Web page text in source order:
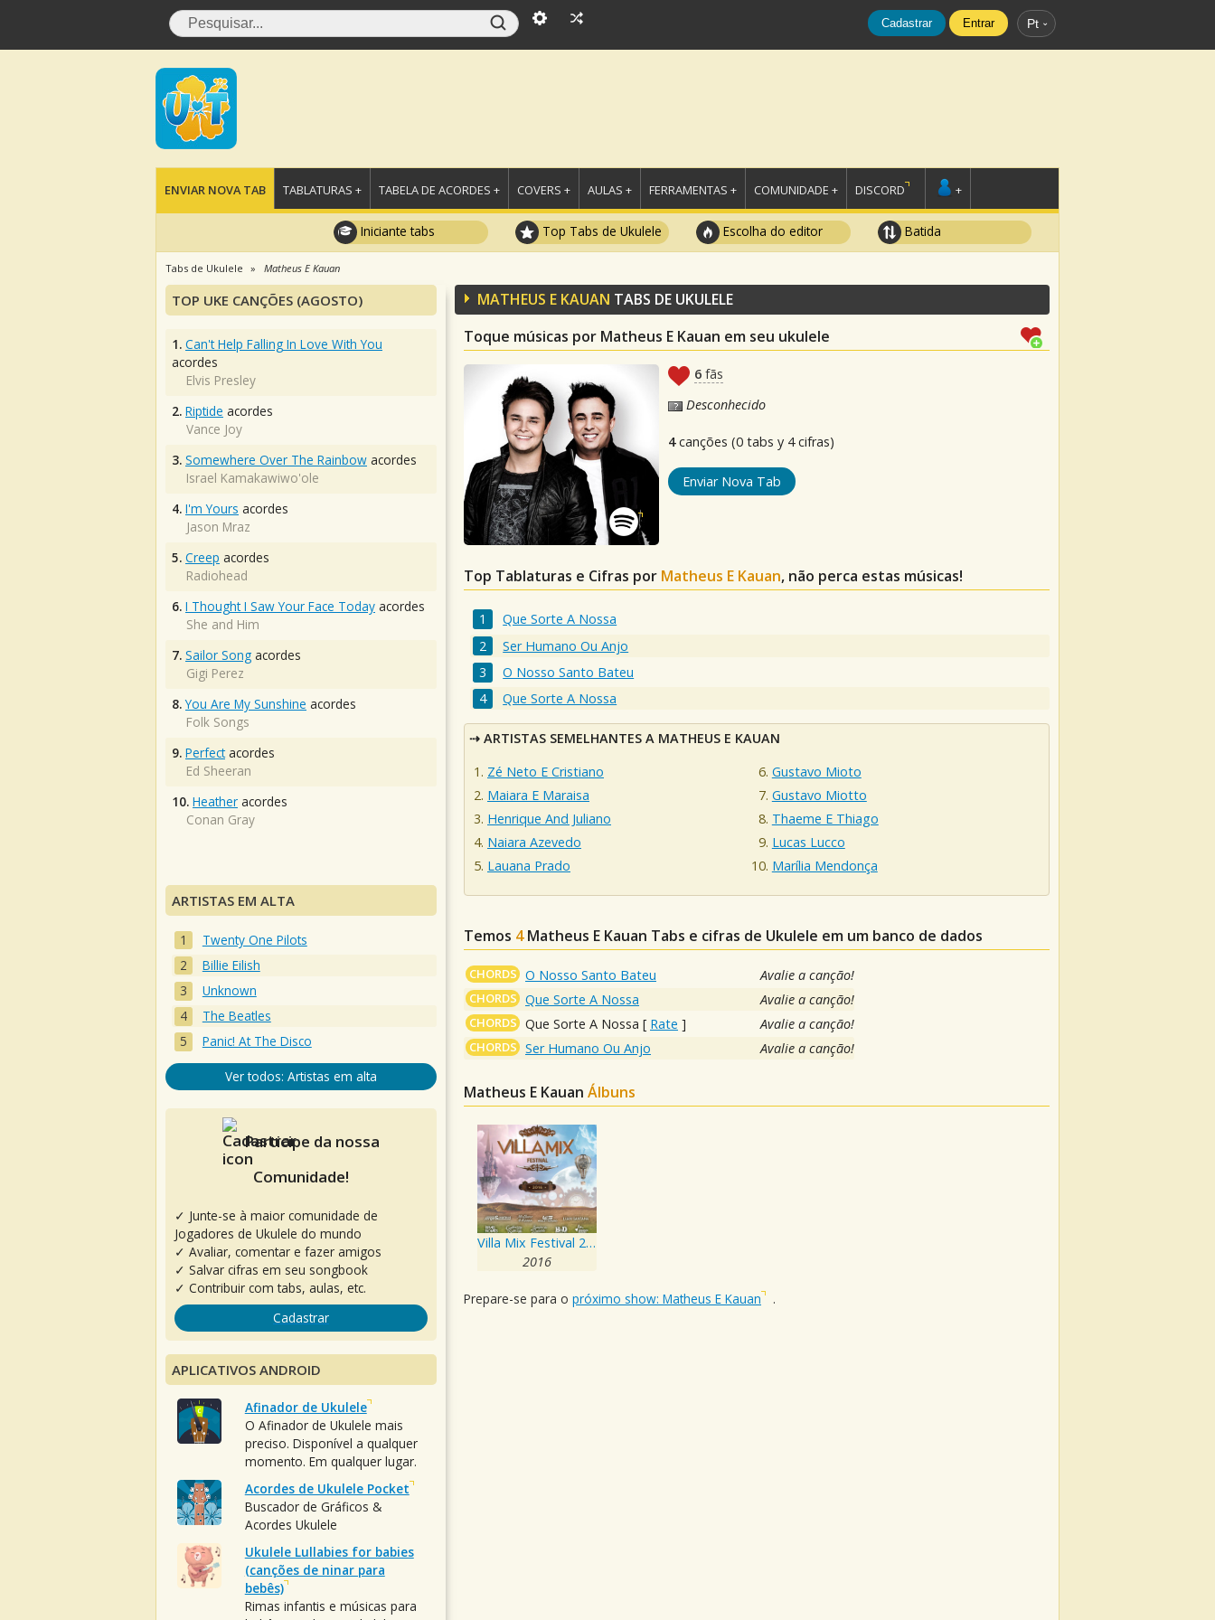
Cadastrar Entrar Pt
ENVIAR NOVA TAB TABLATURAS + TABELA DE ACORDES + COVERS + AULAS + FERRAMENTAS + COMUNIDADE + DISCORD +
Iniciante tabs Top Tabs de Ukulele Escolha do editor Batida
Tabs de Ukulele Matheus E Kauan
MATHEUS E KAUAN TABS DE UKULELE
Toque músicas por Matheus E Kauan em seu ukulele
6 fãs
Desconhecido
4canções (0 tabs y 4 cifras)
Enviar Nova Tab
Top Tablaturas e Cifras por Matheus E Kauan, não perca estas músicas!
Que Sorte A Nossa
Ser Humano Ou Anjo
O Nosso Santo Bateu
Que Sorte A Nossa
ARTISTAS SEMELHANTES A MATHEUS E KAUAN
Zé Neto E Cristiano
Maiara E Maraisa
Henrique And Juliano
Naiara Azevedo
Lauana Prado
Gustavo Mioto
Gustavo Miotto
Thaeme E Thiago
Lucas Lucco
Marília Mendonça
Temos 4 Matheus E Kauan Tabs e cifras de Ukulele em um banco de dados
CHORDS O Nosso Santo Bateu Avalie a canção!
CHORDS Que Sorte A Nossa Avalie a canção!
CHORDS Que Sorte A Nossa [ Rate ] Avalie a canção!
CHORDS Ser Humano Ou Anjo Avalie a canção!
Matheus E Kauan Álbuns
Villa Mix Festival 2016
2016
Prepare-se para o próximo show: Matheus E Kauan .
TOP UKE CANÇÕES (AGOSTO)
1. Can't Help Falling In Love With You
acordes
Elvis Presley
2. Riptide acordes
Vance Joy
3. Somewhere Over The Rainbow acordes
Israel Kamakawiwo'ole
4. I'm Yours acordes
Jason Mraz
5. Creep acordes
Radiohead
6. I Thought I Saw Your Face Today acordes
She and Him
7. Sailor Song acordes
Gigi Perez
8. You Are My Sunshine acordes
Folk Songs
9. Perfectacordes
Ed Sheeran
10. Heather acordes
Conan Gray
ARTISTAS EM ALTA
Twenty One Pilots
Billie Eilish
Unknown
The Beatles
Panic! At The Disco
Ver todos: Artistas em alta
Participe da nossa
Comunidade!
✓ Junte-se à maior comunidade de
Jogadores de Ukulele do mundo
✓ Avaliar, comentar e fazer amigos
✓ Salvar cifras em seu songbook
✓ Contribuir com tabs, aulas, etc.
Cadastrar
APLICATIVOS ANDROID
Afinador de Ukulele
O Afinador de Ukulele mais
preciso. Disponível a qualquer
momento. Em qualquer lugar.
Acordes de Ukulele Pocket
Buscador de Gráficos &
Acordes Ukulele
Ukulele Lullabies for babies
(canções de ninar para
bebês)
Rimas infantis e músicas para